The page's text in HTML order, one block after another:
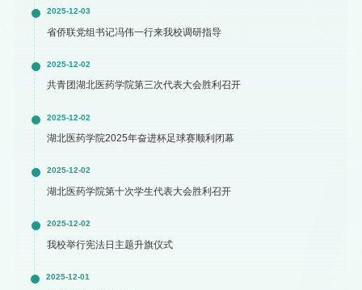
2025-12-03
省侨联党组书记冯伟一行来我校调研指导
2025-12-02
共青团湖北医药学院第三次代表大会胜利召开
2025-12-02
湖北医药学院2025年奋进杯足球赛顺利闭幕
2025-12-02
湖北医药学院第十次学生代表大会胜利召开
2025-12-02
我校举行宪法日主题升旗仪式
2025-12-01